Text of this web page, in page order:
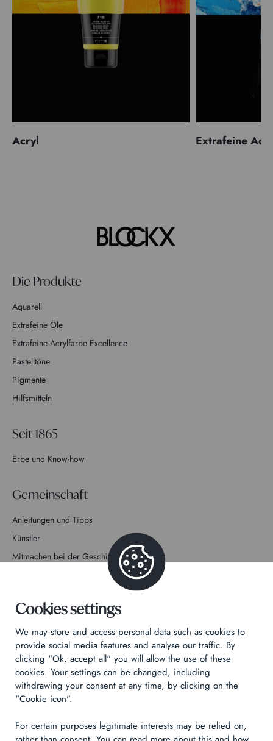
Acryl Extrafeine
Die Produkte
Aquarell
Extrafeine Öle
Extrafeine Acrylfarbe Excellence
Pastelltöne
Pigmente
Hilfsmitteln
Seit 1865
Erbe und Know-how
Gemeinschaft
Anleitungen und Tipps
Künstler
Mitmachen bei der Geschichte
Datenschutzrichtlinie
Rechtliche Hinweise
Technical & Legal informations
Made byIzhak
Cookies settings
We may store and access personal data such as cookies to
provide social media features and analyse our traffic. By
clicking "Ok, accept all" you will allow the use of these
cookies. Your settings can be changed, including
withdrawing your consent at any time, by clicking on the
"Cookie icon".
For certain purposes legitimate interests may be relied on,